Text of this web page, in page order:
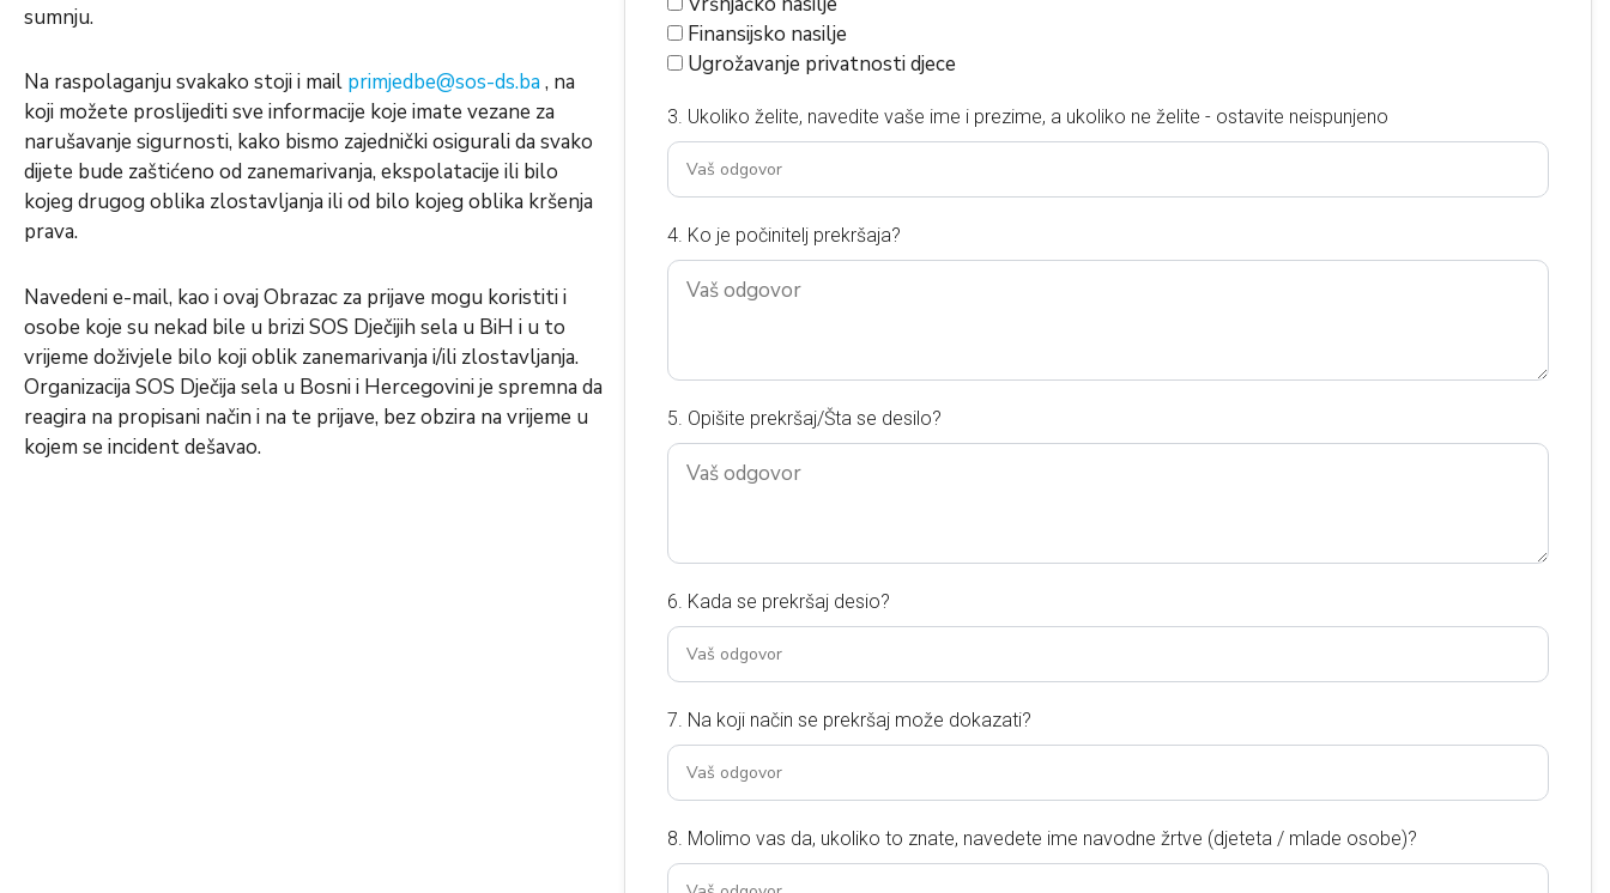
sumnju.
Na raspolaganju svakako stoji i mail primjedbe@sos-ds.ba, na
koji možete proslijediti sve informacije koje imate vezane za
narušavanje sigurnosti, kako bismo zajednički osigurali da svako
dijete bude zaštićeno od zanemarivanja, ekspolatacije ili bilo
kojeg drugog oblika zlostavljanja ili od bilo kojeg oblika kršenja
prava.
Navedeni e-mail, kao i ovaj Obrazac za prijave mogu koristiti i
osobe koje su nekad bile u brizi SOS Dječijih sela u BiH i u to
vrijeme doživjele bilo koji oblik zanemarivanja i/ili zlostavljanja.
Organizacija SOS Dječija sela u Bosni i Hercegovini je spremna da
reagira na propisani način i na te prijave, bez obzira na vrijeme u
kojem se incident dešavao.
Finansijsko nasilje
Ugrožavanje privatnosti djece
3. Ukoliko želite, navedite vaše ime i prezime, a ukoliko ne želite - ostavite neispunjeno
4. Ko je počinitelj prekršaja?
5. Opišite prekršaj/Šta se desilo?
6. Kada se prekršaj desio?
7. Na koji način se prekršaj može dokazati?
8. Molimo vas da, ukoliko to znate, navedete ime navodne žrtve (djeteta / mlade osobe)?